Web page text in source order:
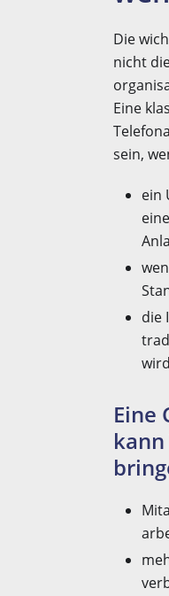
Die
nicht
Eine
sein,
ein
die
Eine